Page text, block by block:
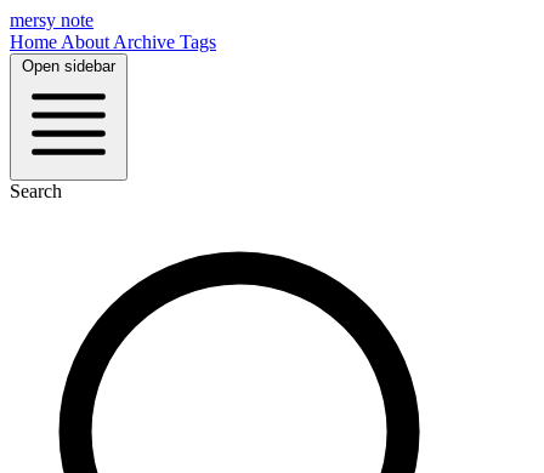
mersy note
Home About Archive Tags
Open sidebar
Search